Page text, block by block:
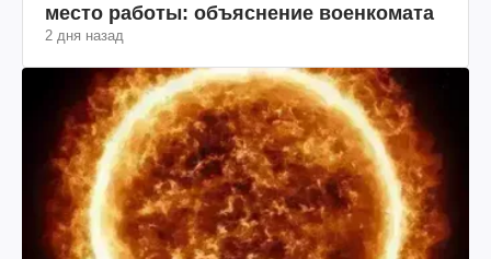
место работы: объяснение военкомата
2 дня назад